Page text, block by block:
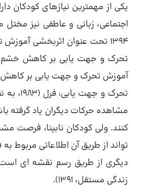
یکی از مهمترین نیازهای کودکان
1394 تحت عنوان اثربخشی
آموزش تحرک و جهت یابی بر کاهش
مشاهده حرکات دیگران یاد گرفته
کنند. ولی کودکان نابینا، فرصت
تواند از طریق آن اطلاعاتی مربوط
دیگری از طریق رسم نقشه ای است
زندگی مستقل، 1391).